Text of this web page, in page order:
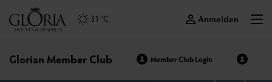
31 °C Anmelden
Glorian Member Club Member Club Login